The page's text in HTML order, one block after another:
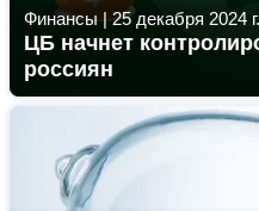
Финансы|25 декабря 2024 г.
ЦБ начнет
россиян